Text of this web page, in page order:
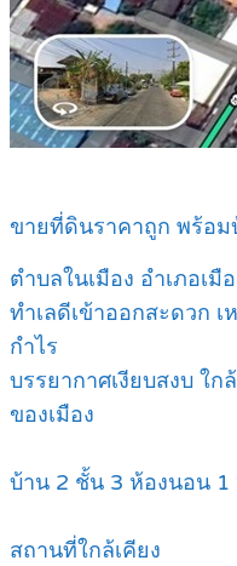
ขายที่ดินราคาถูก พร้อม
ตำบลในเมือง อำเภอเมื
ทำเลดีเข้าออกสะดวก
กำไร
บรรยากาศเงียบสงบ ใ
ของเมือง
บ้าน 2 ชั้น 3 ห้องนอน 1
สถานที่ใกล้เคียง